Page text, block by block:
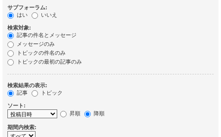
サブフォーラム:
はい
いいえ
検索対象:
記事の件名とメッセージ
メッセージのみ
トピックの件名のみ
トピックの最初の記事のみ
検索結果の表示:
記事
トピック
ソート:
昇順
降順
期間内検索: